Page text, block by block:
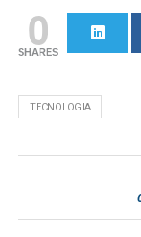
0
SHARES
TECNOLOGIA